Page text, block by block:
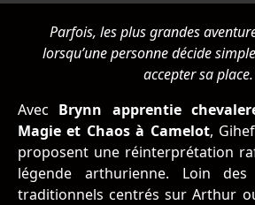
Parfois, les plus grandes
lorsqu’une personne décide
accepter sa place.
Avec Brynn apprentie
Magie et Chaos à Camelot,
proposent une réinterprétation
légende arthurienne. Loin
traditionnels centrés sur Arthur